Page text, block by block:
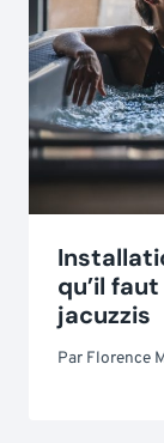
qu’il
jacuzzis
Par Florence